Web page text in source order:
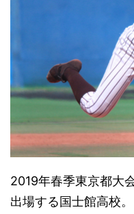
2019年春季東京都大
出場する国士館高校。